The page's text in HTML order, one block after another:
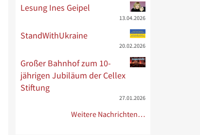
Lesung Ines Geipel
13.04.2026
StandWithUkraine
20.02.2026
Großer Bahnhof zum 10-
jährigen Jubiläum der Cellex
Stiftung
27.01.2026
Weitere Nachrichten…